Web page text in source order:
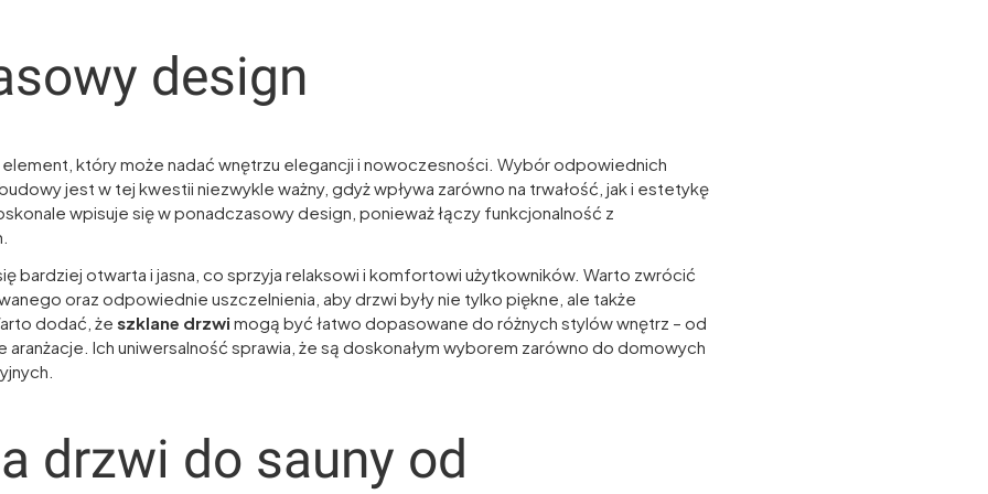
design
który może nadać wnętrzu elegancji i nowoczesności. Wybór odpowiednich
jest w tej kwestii niezwykle ważny, gdyż wpływa zarówno na trwałość, jak i estetykę
wpisuje się w ponadczasowy design, ponieważ łączy funkcjonalność z
bardziej otwarta i jasna, co sprzyja relaksowi i komfortowi użytkowników. Warto zwrócić
oraz odpowiednie uszczelnienia, aby drzwi były nie tylko piękne, ale także
dodać, że szklane drzwi mogą być łatwo dopasowane do różnych stylów wnętrz – od
Ich uniwersalność sprawia, że są doskonałym wyborem zarówno do domowych
drzwi do sauny od